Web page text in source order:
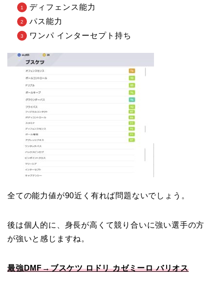
ディフェンス能力
パス能力
ワンパ インターセプト持ち
全ての能力値が90近く有れば問題ないでしょう。
後は個人的に、身長が高くて競り合いに強い選手の方
が強いと感じますね。
最強DMF→ブスケツ ロドリ カゼミーロ バリオス